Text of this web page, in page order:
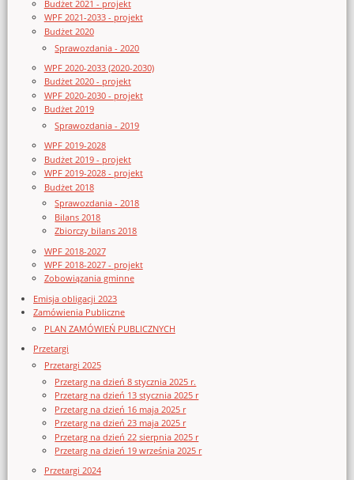
Budżet 2021 - projekt
WPF 2021-2033 - projekt
Budżet 2020
Sprawozdania - 2020
WPF 2020-2033 (2020-2030)
Budżet 2020 - projekt
WPF 2020-2030 - projekt
Budżet 2019
Sprawozdania - 2019
WPF 2019-2028
Budżet 2019 - projekt
WPF 2019-2028 - projekt
Budżet 2018
Sprawozdania - 2018
Bilans 2018
Zbiorczy bilans 2018
WPF 2018-2027
WPF 2018-2027 - projekt
Zobowiązania gminne
Emisja obligacji 2023
Zamówienia Publiczne
PLAN ZAMÓWIEŃ PUBLICZNYCH
Przetargi
Przetargi 2025
Przetarg na dzień 8 stycznia 2025 r.
Przetarg na dzień 13 stycznia 2025 r
Przetarg na dzień 16 maja 2025 r
Przetarg na dzień 23 maja 2025 r
Przetarg na dzień 22 sierpnia 2025 r
Przetarg na dzień 19 września 2025 r
Przetargi 2024